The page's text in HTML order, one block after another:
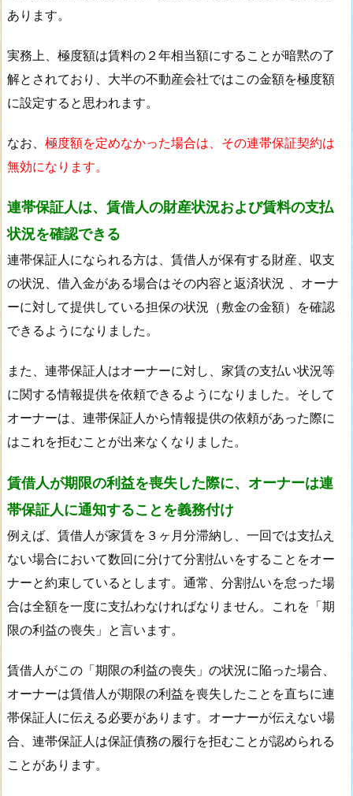
あります。
実務上、極度額は賃料の２年相当額にすることが暗黙の了
解とされており、大半の不動産会社ではこの金額を極度額
に設定すると思われます。
なお、 極度額を定めなかった場合は、その連帯保証契約は
無効になります。
連帯保証人は、賃借人の財産状況および賃料の支払
状況を確認できる
連帯保証人になられる方は、賃借人が保有する財産、収支
の状況、借入金がある場合はその内容と返済状況 、オーナ
ーに対して提供している担保の状況（敷金の金額）を確認
できるようになりました。
また、連帯保証人はオーナーに対し、家賃の支払い状況等
に関する情報提供を依頼できるようになりました。そして
オーナーは、連帯保証人から情報提供の依頼があった際に
はこれを拒むことが出来なくなりました。
賃借人が期限の利益を喪失した際に、オーナーは連
帯保証人に通知することを義務付け
例えば、賃借人が家賃を３ヶ月分滞納し、一回では支払え
ない場合において数回に分けて分割払いをすることをオー
ナーと約束しているとします。通常、分割払いを怠った場
合は全額を一度に支払わなければなりません。これを「期
限の利益の喪失」と言います。
賃借人がこの「期限の利益の喪失」の状況に陥った場合、
オーナーは賃借人が期限の利益を喪失したことを直ちに連
帯保証人に伝える必要があります。オーナーが伝えない場
合、連帯保証人は保証債務の履行を拒むことが認められる
ことがあります。